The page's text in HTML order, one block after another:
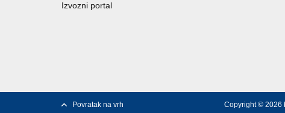
Izvozni portal
Povratak na vrh Copyright © 2026